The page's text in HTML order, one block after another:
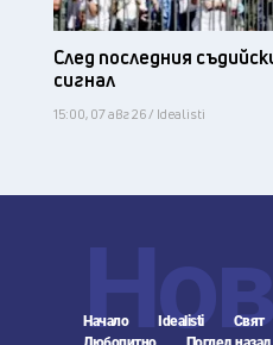
След последния
сигнал
15:00, 07 авг 26 / Idealisti
Начало Idealisti Свят